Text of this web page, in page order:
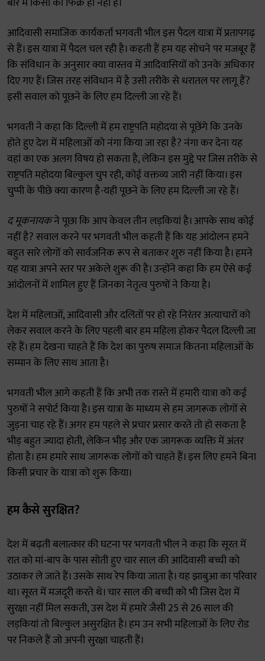
आदिवासी समाजिक कार्यकर्ता भगवती भील इस पैदल यात्रा में प्रतापगढ़
से हैं। इस यात्रा में पैदल चल रही है। कहती हैं हम यह सोचने पर मजबूर हैं
कि संविधान के अनुसार क्या वास्तव में आदिवासियों को उनके अधिकार
दिए गए हैं। जिस तरह संविधान में है उसी तरीके से धरातल पर लागू हैं?
इसी सवाल को पूछने के लिए हम दिल्ली जा रहे हैं।
भगवती ने कहा कि दिल्ली में हम राष्ट्रपति महोदया से पूछेंगे कि उनके
होते हुए देश में महिलाओं को नंगा किया जा रहा है? नंगा कर देना यह
वहां का एक अलग विषय हो सकता है, लेकिन इस मुद्दे पर जिस तरीके से
राष्ट्रपति महोदया बिल्कुल चुप रही, कोई वक्तव्य जारी नहीं किया। इस
चुप्पी के पीछे क्या कारण है-यही पूछने के लिए हम दिल्ली जा रहे हैं।
द मूकनायकने पूछा कि आप केवल तीन लड़कियां है। आपके साथ कोई
नहीं है? सवाल करने पर भगवती भील कहती हैं कि यह आंदोलन हमने
बहुत सारे लोगों को सार्वजनिक रूप से बताकर शुरु नहीं किया है। हमने
यह यात्रा अपने स्तर पर अकेले शुरू की है। उन्होंने कहा कि हम ऐसे कई
आंदोलनों में शामिल हुए हैं जिनका नेतृत्व पुरुषों ने किया है।
देश में महिलाओं, आदिवासी और दलितों पर हो रहे निरंतर अत्याचारों को
लेकर सवाल करने के लिए पहली बार हम महिला होकर पैदल दिल्ली जा
रहे हैं। हम देखना चाहते हैं कि देश का पुरुष समाज कितना महिलाओं के
सम्मान के लिए साथ आता है।
भगवती भील आगे कहती हैं कि अभी तक रास्ते में हमारी यात्रा को कई
पुरुषों ने सपोर्ट किया है। इस यात्रा के माध्यम से हम जागरूक लोगों से
जुड़ना चाह रहे हैं। अगर हम पहले से प्रचार प्रसार करते तो हो सकता है
भीड़ बहुत ज्यादा होती, लेकिन भीड़ और एक जागरूक व्यक्ति में अंतर
होता है। हम हमारे साथ जागरूक लोगों को चाहते हैं। इस लिए हमने बिना
किसी प्रचार के यात्रा को शुरू किया।
हम कैसे सुरक्षित?
देश में बढ़ती बलात्कार की घटना पर भगवती भील ने कहा कि सूरत में
रात को मां-बाप के पास सोती हुए चार साल की आदिवासी बच्ची को
उठाकर ले जाते हैं। उसके साथ रेप किया जाता है। यह झाबुआ का परिवार
था। सूरत में मजदूरी करते थे। चार साल की बच्ची को भी जिस देश में
सुरक्षा नहीं मिल सकती, उस देश में हमारे जैसी 25 से 26 साल की
लड़कियां तो बिल्कुल असुरक्षित है। हम उन सभी महिलाओं के लिए रोड
पर निकले हैं जो अपनी सुरक्षा चाहती हैं।